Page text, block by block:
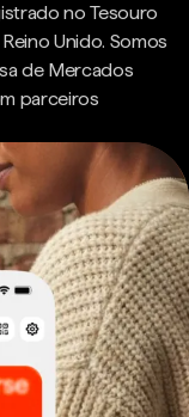
no Tesouro
Unido. Somos
de Mercados
parceiros